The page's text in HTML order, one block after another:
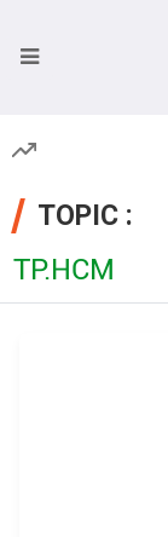
TOPIC :
TP.HCM